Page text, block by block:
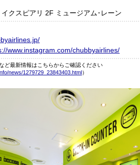
クスピアリ 2F ミュージアム･レーン
www.instagram.com/chubbyairlines/
ど最新情報はこちらからご確認ください
news/1279729_23843403.html）